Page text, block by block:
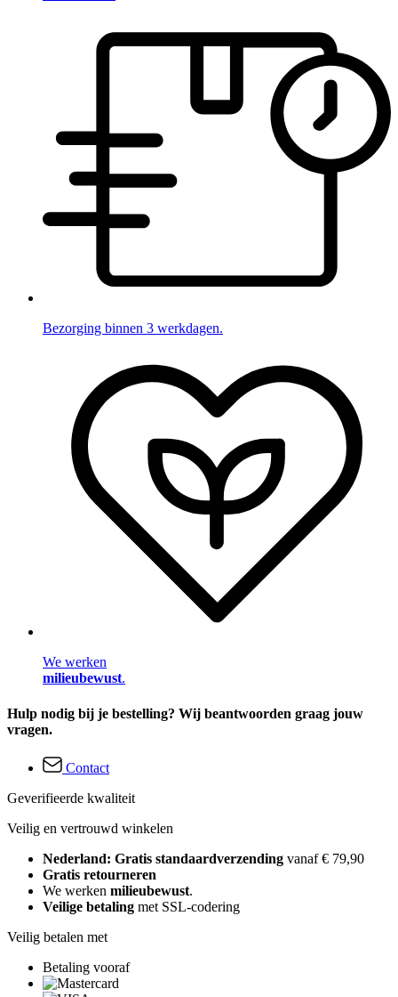
Bezorging binnen 3 werkdagen.
We werken
milieubewust.
Hulp nodig bij je bestelling? Wij beantwoorden graag jouw
vragen.
Contact
Geverifieerde kwaliteit
Veilig en vertrouwd winkelen
Nederland: Gratis standaardverzending vanaf € 79,90
Gratis retourneren
We werken milieubewust.
Veilige betaling met SSL-codering
Veilig betalen met
Betaling vooraf